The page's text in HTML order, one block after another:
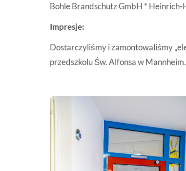
Bohle Brandschutz GmbH *
Impresje:
Dostarczyliśmy i zamontowaliśmy
przedszkolu Św. Alfonsa w Mannheim.